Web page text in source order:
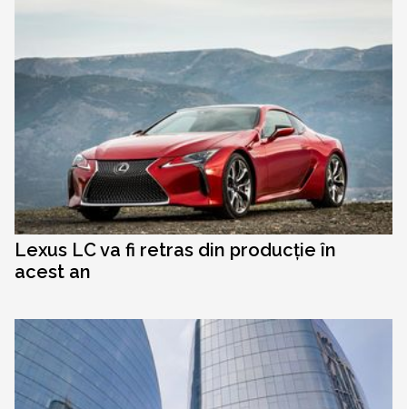
Lexus LC va fi retras din producție în
acest an